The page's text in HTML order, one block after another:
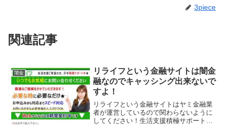
3piece
関連記事
闇金
リライフという金融サイトは闇金
融なのでキャッシング出来ないで
すよ！
リライフという金融サイトはヤミ金融業
者が運営しているので関わらないように
してください！生活支援積極サポート